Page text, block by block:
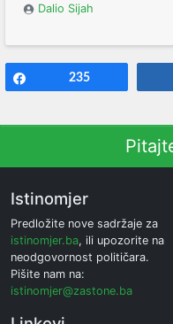
Dalio Sijah
235
Istinomjer
Predložite nove sadržaje za
istinomjer.ba, ili upozorite na
neodgovornost političara.
Pišite nam na:
istinomjer@zastone.ba